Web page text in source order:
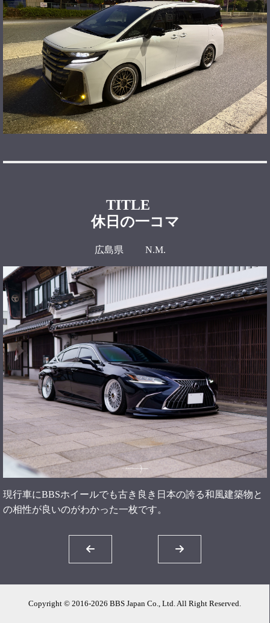
TITLE
休日の一コマ
広島県 N.M.
現行車にBBSホイールでも古き良き日本の誇る和風建築物と
の相性が良いのがわかった一枚です。
Copyright © 2016-2026 BBS Japan Co., Ltd. All Right Reserved.